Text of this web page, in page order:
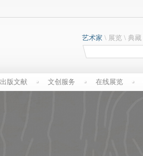
艺术家 \ 展览 \ 典藏
出版文献 文创服务 在线展览